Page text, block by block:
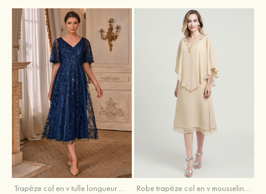
Trapèze col en v tulle longueur mollet robe de mère de la mariée avec appliqué paillettes ceinture Robe trapèze col en v mousseline longueur mollet robe de mère de la mariée avec perle